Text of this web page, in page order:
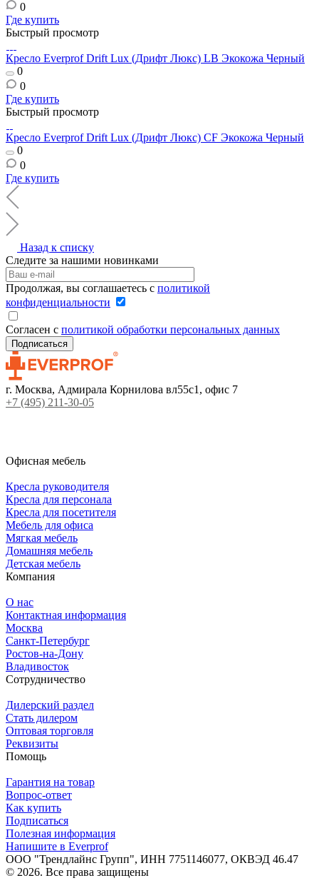
0
Где купить
Быстрый просмотр
Кресло Everprof Drift Lux (Дрифт Люкс) LB Экокожа Черный
0
0
Где купить
Быстрый просмотр
Кресло Everprof Drift Lux (Дрифт Люкс) CF Экокожа Черный
0
0
Где купить
Назад к списку
Следите за нашими новинками
Продолжая, вы соглашаетесь с политикой
конфиденциальности
Согласен с политикой обработки персональных данных
г. Москва, Адмирала Корнилова вл55с1, офис 7
+7 (495) 211-30-05
Офисная мебель
Кресла руководителя
Кресла для персонала
Кресла для посетителя
Мебель для офиса
Мягкая мебель
Домашняя мебель
Детская мебель
Компания
О нас
Контактная информация
Москва
Санкт-Петербург
Ростов-на-Дону
Владивосток
Сотрудничество
Дилерский раздел
Стать дилером
Оптовая торговля
Реквизиты
Помощь
Гарантия на товар
Вопрос-ответ
Как купить
Подписаться
Полезная информация
Напишите в Everprof
ООО "Трендлайнс Групп", ИНН 7751146077, ОКВЭД 46.47
© 2026. Все права защищены